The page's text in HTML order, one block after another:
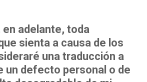
en adelante, toda
sienta a causa de los
una traducción a
un defecto personal o de